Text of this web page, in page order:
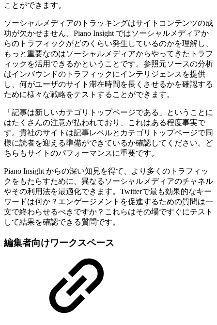
ことができます。
ソーシャルメディアのトラッキングはサイトコンテンツの成
功が欠かせません。Piano Insight ではソーシャルメディアか
らのトラフィックがどのくらい発生しているのかを理解し、
もっと重要なのはソーシャルメディアからやってきたトラフ
ィックを活用できるかということです。参照元ソースの分析
はインバウンドのトラフィックにインテリジェンスを提供
し、何がユーザのサイト滞在時間を長くさせるかを確認する
ために様々な戦略をテストすることができます。
「記事は新しいカテゴリトップページである」ということに
はたくさんの注意が払われており、これはある程度事実で
す。貴社のサイトは記事レベルとカテゴリトップページで同
様に読者を迎える準備ができているか確認してください。ど
ちらもサイトのパフォーマンスに重要です。
Piano Insight からの深い知見を得て、より多くのトラフィッ
クをもたらすために、異なるソーシャルメディアのチャネル
やその利用法を最適化できます。Twitterで最も効果的なキー
ワードは何か？エンゲージメントを促進するための質問は一
文で終わらせるべきですか？これらはその場ですぐにテスト
して結果を確認できる質問です。
編集者向けワークスペース